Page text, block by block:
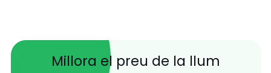
Millora el preu de la llum